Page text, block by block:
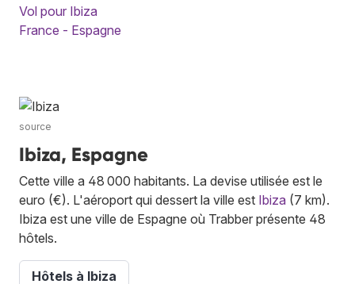
Vol pour Ibiza
France - Espagne
source
Ibiza, Espagne
Cette ville a 48 000 habitants. La devise utilisée est le
euro (€). L'aéroport qui dessert la ville est Ibiza (7 km).
Ibiza est une ville de Espagne où Trabber présente 48
hôtels.
Hôtels à Ibiza